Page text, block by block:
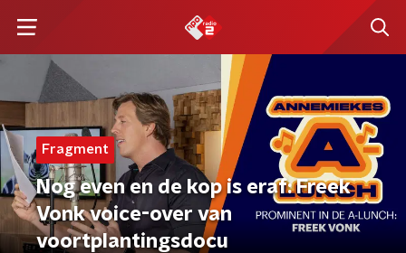
Fragment
Nog even en de kop is eraf: Freek
Vonk voice-over van
voortplantingsdocu